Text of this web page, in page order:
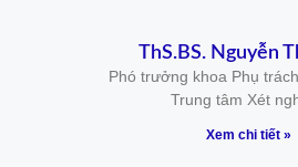
ThS.BS. Nguyễn
Phó trưởng khoa Phụ
Trung tâm Xét
Xem chi tiết »